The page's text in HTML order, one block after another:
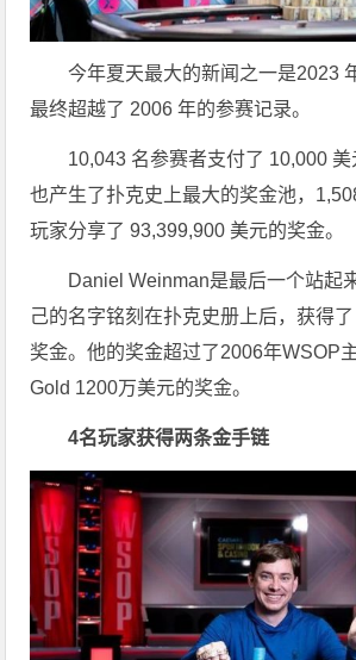
今年夏天最大的新闻之一是2023
最终超越了 2006 年的参赛记录。
10,043 名参赛者支付了 10,000
也产生了扑克史上最大的奖金池，
玩家分享了 93,399,900 美元的奖金。
Daniel Weinman是最后一个站起
己的名字铭刻在扑克史册上后，获得
奖金。他的奖金超过了2006年WSOP
Gold 1200万美元的奖金。
4名玩家获得两条金手链